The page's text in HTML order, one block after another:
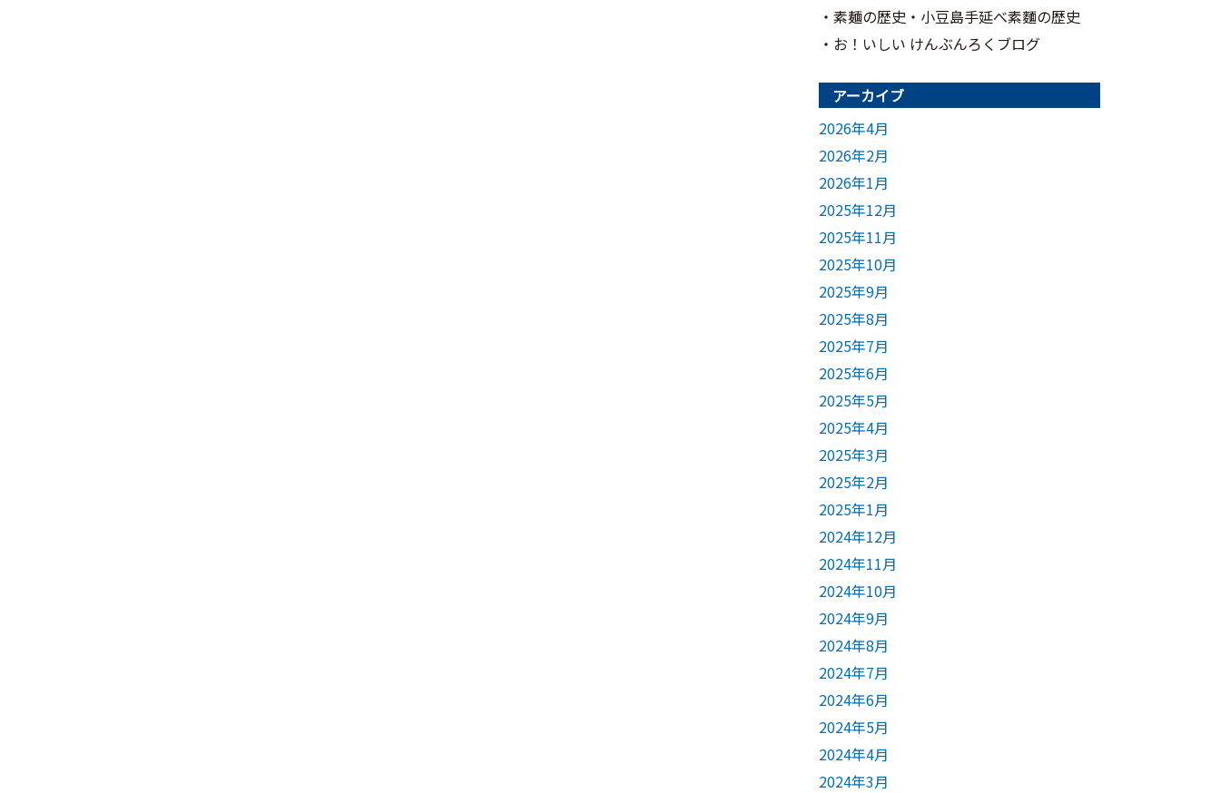
素麺の歴史・小豆島手延べ素麵の歴史
お！いしい けんぶんろくブログ
アーカイブ
2026年4月
2026年2月
2026年1月
2025年12月
2025年11月
2025年10月
2025年9月
2025年8月
2025年7月
2025年6月
2025年5月
2025年4月
2025年3月
2025年2月
2025年1月
2024年12月
2024年11月
2024年10月
2024年9月
2024年8月
2024年7月
2024年6月
2024年5月
2024年4月
2024年3月